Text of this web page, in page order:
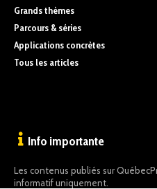
Grands thèmes
Parcours & séries
Applications concrètes
Tous les articles
Info importante
Les contenus publiés sur
informatif uniquement.